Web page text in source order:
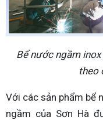
Bể nước ngầm
theo
Với các sản phẩm bể
ngầm của Sơn Hà